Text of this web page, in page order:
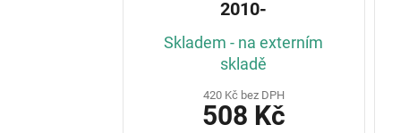
2010-
Skladem - na externím
skladě
420 Kč bez DPH
508 Kč